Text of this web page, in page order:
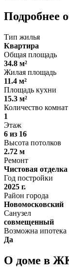
Подробнее
Тип жилья
Квартира
Общая площадь
34.8 м²
Жилая площадь
11.4 м²
Площадь кухни
15.3 м²
Количество комнат
1
Этаж
6 из 16
Высота потолков
2.72 м
Ремонт
Чистовая отделка
Год постройки
2025 г.
Район города
Новомосковский
Санузел
совмещенный
Возможна ипотека
Да
О доме в